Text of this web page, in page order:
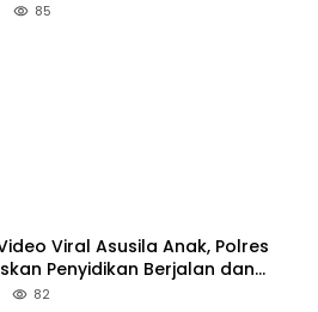
85
Viral Asusila Anak, Polres
Penyidikan Berjalan dan
82